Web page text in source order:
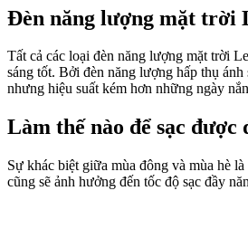
Đèn năng lượng mặt trời
Tất cả các loại đèn năng lượng mặt trời
sáng tốt. Bởi đèn năng lượng hấp thụ
nhưng hiệu suất kém hơn những ngày
Làm thế nào để sạc
Sự khác biệt giữa mùa đông và mùa hè
cũng sẽ ảnh hưởng đến tốc độ sạc đầy